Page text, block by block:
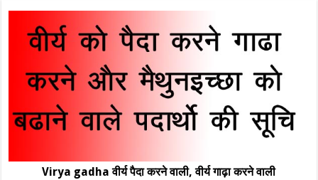
Virya gadha वीर्य पैदा करने वाली, वीर्य गाढ़ा करने वाली